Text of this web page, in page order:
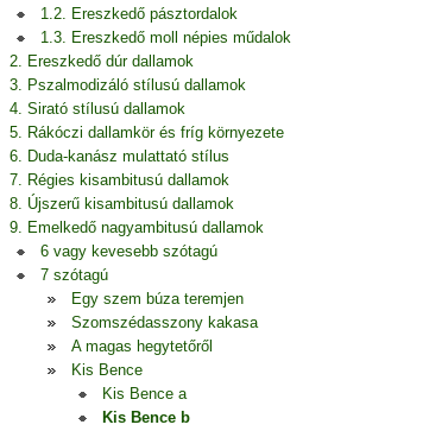
1.2. Ereszkedő pásztordalok
1.3. Ereszkedő moll népies műdalok
2. Ereszkedő dúr dallamok
3. Pszalmodizáló stílusú dallamok
4. Sirató stílusú dallamok
5. Rákóczi dallamkör és fríg környezete
6. Duda-kanász mulattató stílus
7. Régies kisambitusú dallamok
8. Újszerű kisambitusú dallamok
9. Emelkedő nagyambitusú dallamok
6 vagy kevesebb szótagú
7 szótagú
Egy szem búza teremjen
Szomszédasszony kakasa
A magas hegytetőről
Kis Bence
Kis Bence a
Kis Bence b